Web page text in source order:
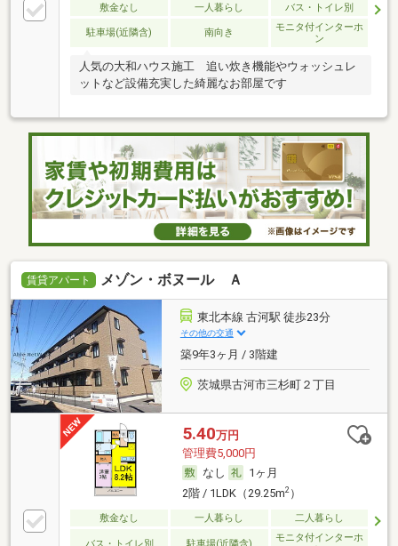
敷金なし 一人暮らし バス・トイレ別
駐車場(近隣含) 南向き
モニタ付インターホ
ン
人気の大和ハウス施工 追い炊き機能やウォッシュレ
ットなど設備充実した綺麗なお部屋です
賃貸アパート メゾン・ボヌール Ａ
東北本線 古河駅 徒歩23分
その他の交通
築9年3ヶ月 / 3階建
茨城県古河市三杉町２丁目
5.40万円
管理費5,000円
なし
1ヶ月
2階 / 1LDK（29.25m2）
敷金なし 一人暮らし 二人暮らし
バス・トイレ別 駐車場(近隣含)
モニタ付インターホ